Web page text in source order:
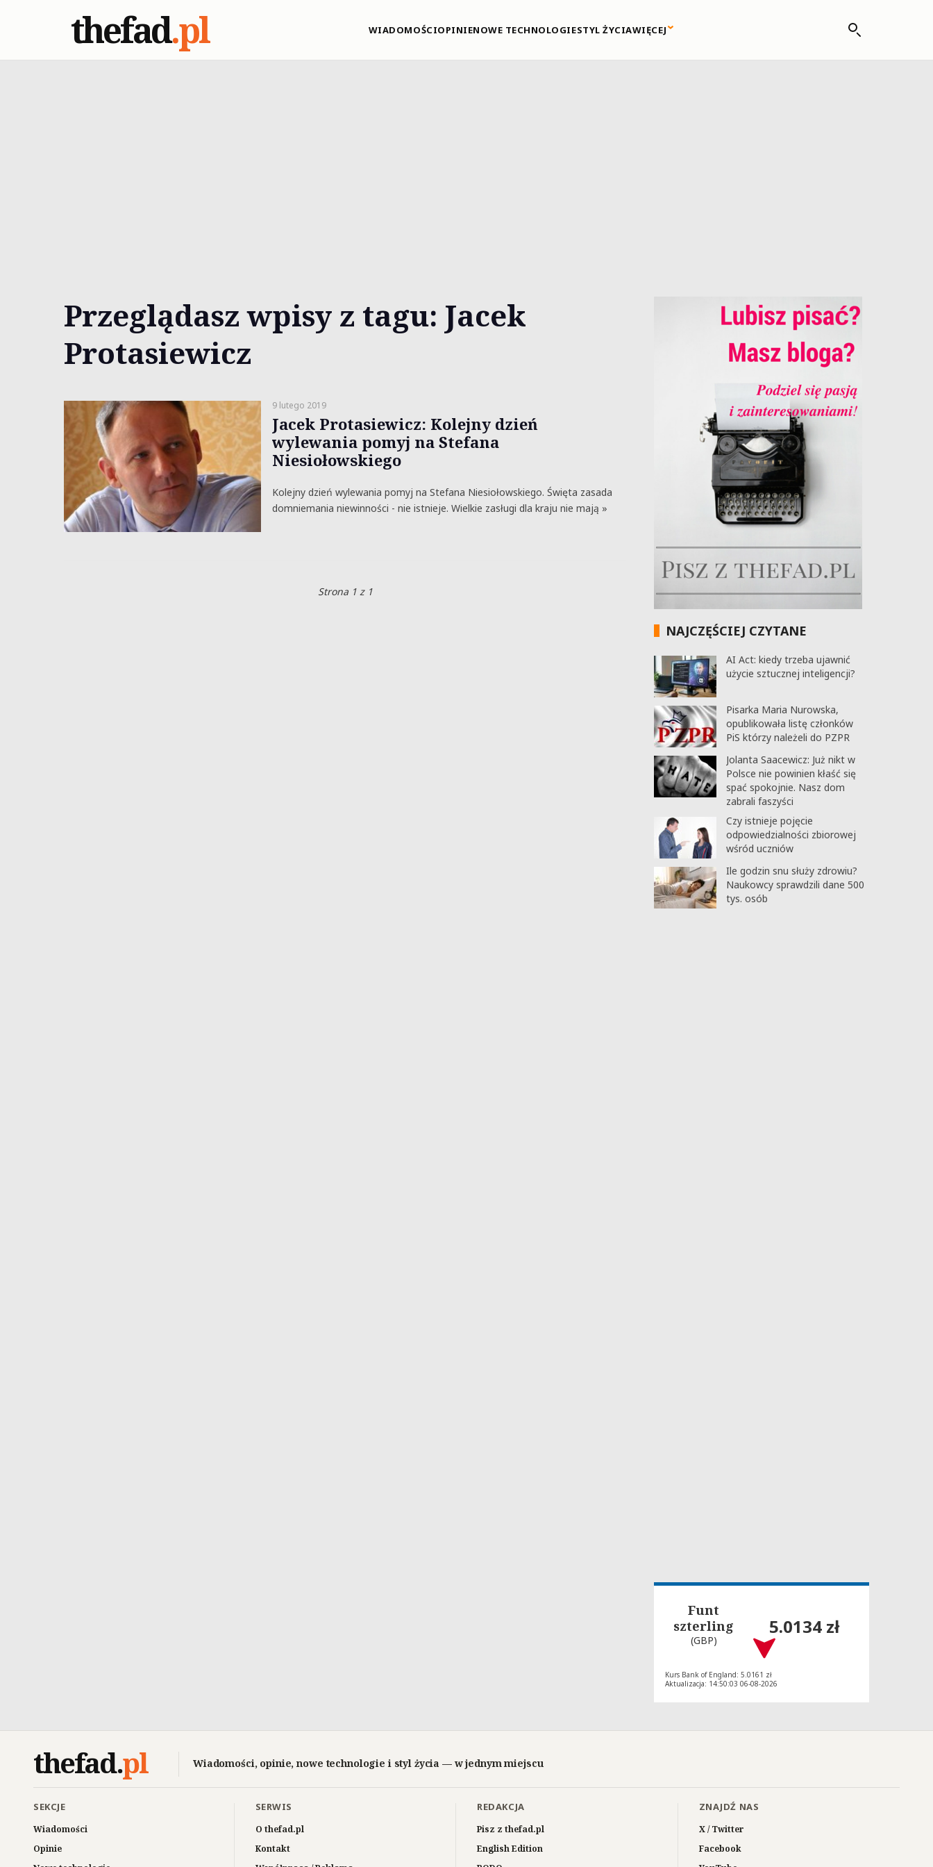
thefad.pl WIADOMOŚCIOPINIENOWE TECHNOLOGIESTYL ŻYCIAWIĘCEJ
Przeglądasz wpisy z tagu: Jacek
Protasiewicz
9 lutego 2019
Jacek Protasiewicz: Kolejny dzień
wylewania pomyj na Stefana
Niesiołowskiego
Kolejny dzień wylewania pomyj na Stefana Niesiołowskiego. Święta zasada
domniemania niewinności - nie istnieje. Wielkie zasługi dla kraju nie mają »
Strona 1 z 1
NAJCZĘŚCIEJ CZYTANE
AI Act: kiedy trzeba ujawnić
użycie sztucznej inteligencji?
Pisarka Maria Nurowska,
opublikowała listę członków
PiS którzy należeli do PZPR
Jolanta Saacewicz: Już nikt w
Polsce nie powinien kłaść się
spać spokojnie. Nasz dom
zabrali faszyści
Czy istnieje pojęcie
odpowiedzialności zbiorowej
wśród uczniów
Ile godzin snu służy zdrowiu?
Naukowcy sprawdzili dane 500
tys. osób
Funt
szterling
(GBP)
5.0134 zł
Kurs Bank of England: 5.0161 zł
Aktualizacja: 14:50:03 06-08-2026
thefad.pl Wiadomości, opinie, nowe technologie i styl życia — w jednym miejscu
SEKCJE
Wiadomości
Opinie
SERWIS
O thefad.pl
Kontakt
REDAKCJA
Pisz z thefad.pl
English Edition
ZNAJDŹ NAS
X / Twitter
Facebook